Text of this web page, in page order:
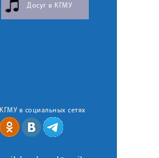
Досуг в КГМУ
КГМУ в социальных сетях